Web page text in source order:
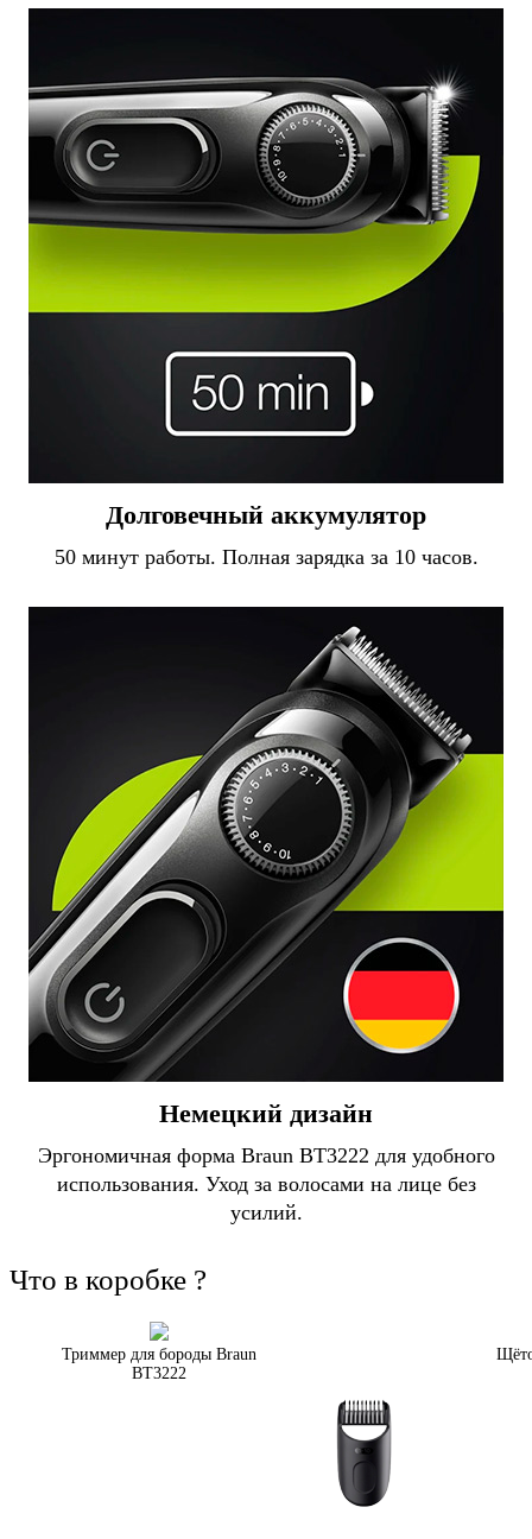
Долговечный аккумулятор
50 минут работы. Полная зарядка за 10 часов.
Немецкий дизайн
Эргономичная форма Braun BT3222 для удобного
использования. Уход за волосами на лице без
усилий.
Что в коробке ?
Триммер для бороды Braun
BT3222